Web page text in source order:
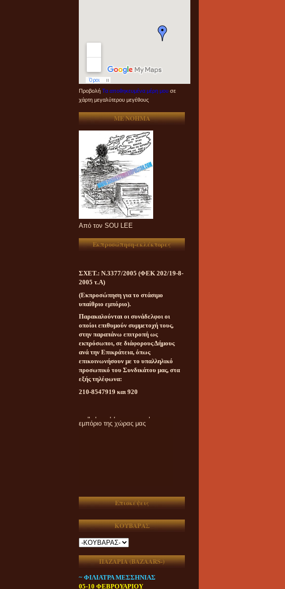
Προβολή Τα αποθηκευμένα μέρη μου σε
χάρτη μεγαλύτερου μεγέθους
ME NOHMA
Aπό τον SOU LEE
Εκπροσώπηση-εκλέκτορες
ΣΧΕΤ.: Ν.3377/2005 (ΦΕΚ 202/19-8-
2005 τ.Α)
(Εκπροσώπηση για το στάσιμο
υπαίθριο εμπόριο).
Παρακαλούνται οι συνάδελφοι οι
οποίοι επιθυμούν συμμετοχή τους,
στην παραπάνω επιτροπή ως
εκπρόσωποι, σε διάφορους Δήμους
ανά την Επικράτεια, όπως
επικοινωνήσουν με το υπαλληλικό
προσωπικό του Συνδικάτου μας, στα
εξής τηλέφωνα:
210-8547919 και 920
Καθημερινή ασυμβίβαστη
Επισκέψεις
ΚΟΥΒΑΡΑΣ
ΠΑΖΑΡΙΑ (ΒAZAARS-)
~ ΦΙΛΙΑΤΡΑ ΜΕΣΣΗΝΙΑΣ
05-10 ΦΕΒΡΟΥΑΡΙΟΥ